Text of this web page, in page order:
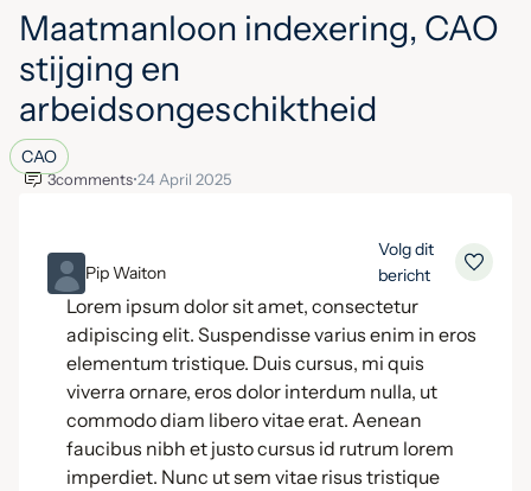
Maatmanloon indexering, CAO
stijging en
arbeidsongeschiktheid
CAO
3comments•24 April 2025
ML Pip Waiton
Volg dit
bericht
Lorem ipsum dolor sit amet, consectetur
adipiscing elit. Suspendisse varius enim in eros
elementum tristique. Duis cursus, mi quis
viverra ornare, eros dolor interdum nulla, ut
commodo diam libero vitae erat. Aenean
faucibus nibh et justo cursus id rutrum lorem
imperdiet. Nunc ut sem vitae risus tristique